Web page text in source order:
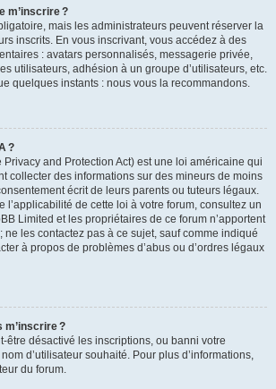
m’inscrire ?
mais les administrateurs peuvent réserver la
inscrits. En vous inscrivant, vous accédez à des
: avatars personnalisés, messagerie privée,
utilisateurs, adhésion à un groupe d’utilisateurs, etc.
quelques instants : nous vous la recommandons.
?
Privacy and Protection Act) est une loi américaine qui
collecter des informations sur des mineurs de moins
écrit de leurs parents ou tuteurs légaux.
l’applicabilité de cette loi à votre forum, consultez un
Limited et les propriétaires de ce forum n’apportent
ne les contactez pas à ce sujet, sauf comme indiqué
à propos de problèmes d’abus ou d’ordres légaux
m’inscrire ?
être désactivé les inscriptions, ou banni votre
d’utilisateur souhaité. Pour plus d’informations,
du forum.